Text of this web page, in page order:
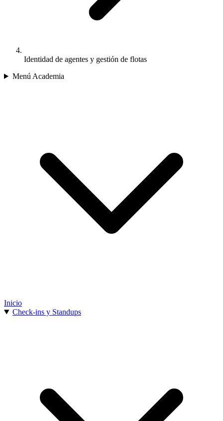
Identidad de agentes y gestión de flotas
Menú Academia
Inicio
Check-ins y Standups